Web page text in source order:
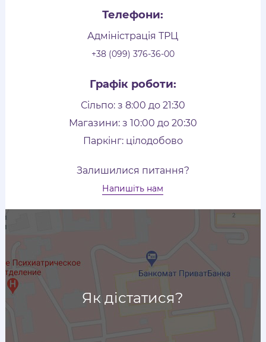
Телефони:
Адміністрація ТРЦ
+38 (099) 376-36-00
Графік роботи:
Сільпо: з 8:00 до 21:30
Магазини: з 10:00 до 20:30
Паркінг: цілодобово
Залишилися питання?
Напишіть нам
Як дістатися?